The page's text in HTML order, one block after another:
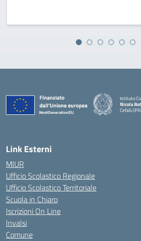
Istituto
Nicola
Cefalù (PA)
Link Esterni
MIUR
Ufficio Scolastico Regionale
Ufficio Scolastico Territoriale
Scuola in Chiaro
Iscrizioni On Line
Invalsi
Comune